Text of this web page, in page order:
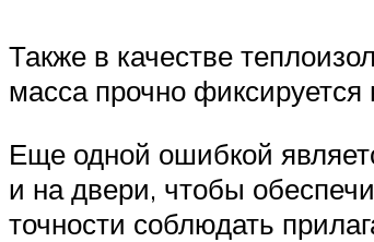
Также в качестве
масса прочно
Еще одной ошибкой
и на двери, чтобы
точности соблюдать